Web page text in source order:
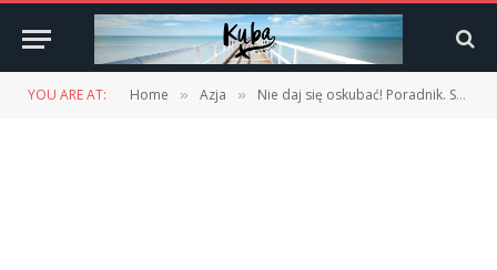
YOU ARE AT: Home » Azja » Nie daj się oskubać! Poradnik. Scam w Azji Południowo-Wschodniej.